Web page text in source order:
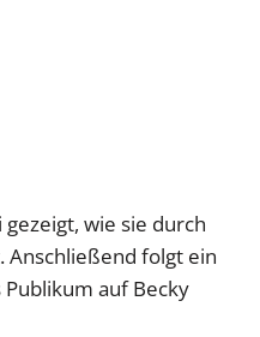
wie sie durch
Anschließend folgt ein
auf Becky